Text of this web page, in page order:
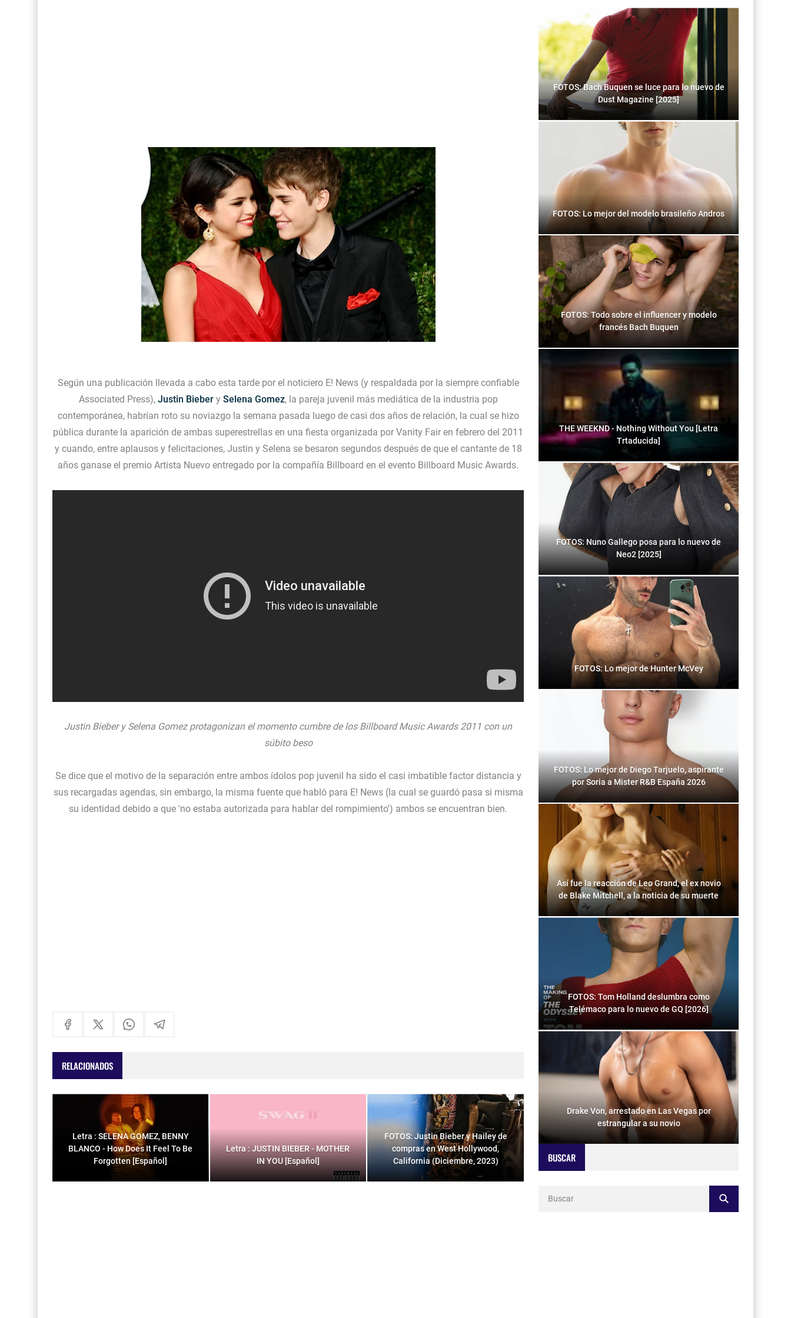
Según una publicación llevada a cabo esta tarde por el noticiero E! News (y respaldada por la siempre confiable
Associated Press), Justin Biebery Selena Gomez, la pareja juvenil más mediática de la industria pop
contemporánea, habrían roto su noviazgo la semana pasada luego de casi dos años de relación, la cual se hizo
pública durante la aparición de ambas superestrellas en una fiesta organizada por Vanity Fair en febrero del 2011
y cuando, entre aplausos y felicitaciones, Justin y Selena se besaron segundos después de que el cantante de 18
años ganase el premio Artista Nuevo entregado por la compañía Billboard en el evento Billboard Music Awards.
Justin Bieber y Selena Gomez protagonizan el momento cumbre de los Billboard Music Awards 2011 con un
súbito beso
Se dice que el motivo de la separación entre ambos ídolos pop juvenil ha sido el casi imbatible factor distancia y
sus recargadas agendas, sin embargo, la misma fuente que habló para E! News (la cual se guardó pasa si misma
su identidad debido a que 'no estaba autorizada para hablar del rompimiento') ambos se encuentran bien.
RELACIONADOS
Letra : SELENA GOMEZ, BENNY
BLANCO - How Does It Feel To Be
Forgotten [Español]
Letra : JUSTIN BIEBER - MOTHER
IN YOU [Español]
FOTOS: Justin Bieber y Hailey de
compras en West Hollywood,
California (Diciembre, 2023)
FOTOS: Bach Buquen se luce para lo nuevo de
Dust Magazine [2025]
FOTOS: Lo mejor del modelo brasileño Andros
FOTOS: Todo sobre el influencer y modelo
francés Bach Buquen
THE WEEKND - Nothing Without You [Letra
Trtaducida]
FOTOS: Nuno Gallego posa para lo nuevo de
Neo2 [2025]
FOTOS: Lo mejor de Hunter McVey
FOTOS: Lo mejor de Diego Tarjuelo, aspirante
por Soria a Mister R&B España 2026
Así fue la reacción de Leo Grand, el ex novio
de Blake Mitchell, a la noticia de su muerte
FOTOS: Tom Holland deslumbra como
Telémaco para lo nuevo de GQ [2026]
Drake Von, arrestado en Las Vegas por
estrangular a su novio
BUSCAR